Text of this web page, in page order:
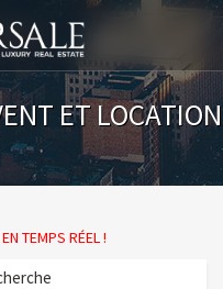
ET LOCATION
TEMPS RÉEL !